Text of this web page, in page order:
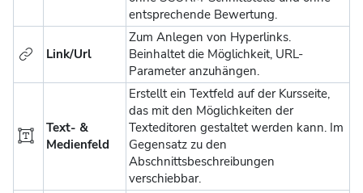
entsprechende Bewertung.
Link/Url
Zum Anlegen von Hyperlinks.
Beinhaltet die Möglichkeit, URL-
Parameter anzuhängen.
Text- &
Medienfeld
Erstellt ein Textfeld auf der Kursseite,
das mit den Möglichkeiten der
Texteditoren gestaltet werden kann. Im
Gegensatz zu den
Abschnittsbeschreibungen
verschiebbar.